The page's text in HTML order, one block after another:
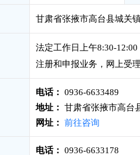
甘肃省张掖市高台县城关
法定工作日上午8:30-
注册和申报业务，网上受
电话：
0936-6633489
地址：
甘肃省张掖市高台
网址：
前往咨询
电话：
0936-6633178